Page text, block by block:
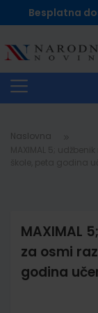
Besplatna
Naslovna
MAXIMAL
za osmi
godina